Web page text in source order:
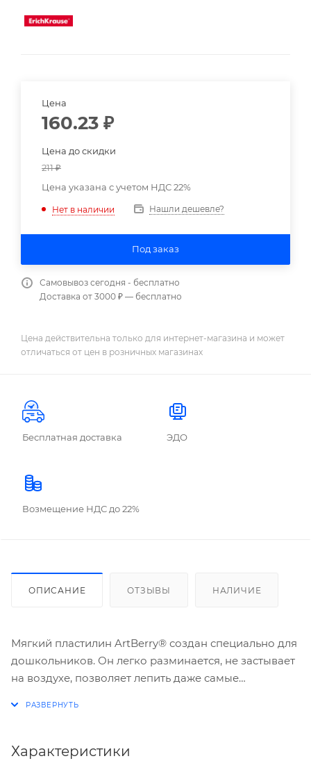
Цена
160.23 ₽
Цена до скидки
211₽
Цена указана с учетом НДС 22%
Нет в наличии Нашли дешевле?
Под заказ
Самовывоз сегодня - бесплатно
Доставка от 3000 ₽ — бесплатно
Цена действительна только для интернет-магазина и может
отличаться от цен в розничных магазинах
Бесплатная доставка ЭДО
Возмещение НДС до 22%
ОПИСАНИЕ ОТЗЫВЫ НАЛИЧИЕ
Мягкий пластилин ArtBerry® создан специально для
дошкольников. Он легко разминается, не застывает
на воздухе, позволяет лепить даже самые
лампы. Для получения новых оттенков все цвета
Характеристики